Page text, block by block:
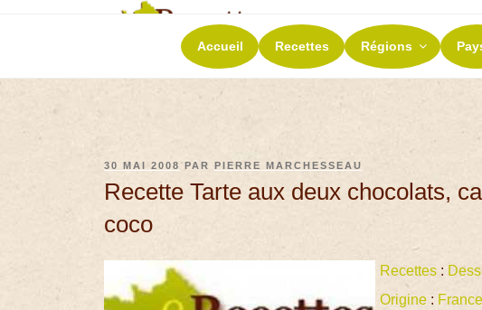
RECETTES ET
La richesse de nos terroirs
Accueil Recettes Régions
30 MAI 2008 PARPIERRE MARCHESSEAU
Recette Tarte aux deux chocolats,
coco
Recettes :
Origine : France